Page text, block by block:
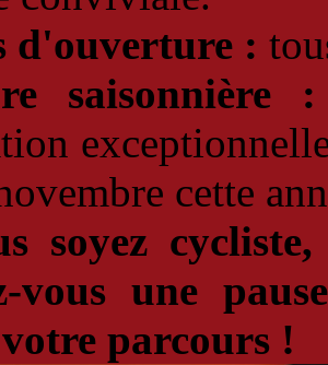
d'ouverture :
saisonnière :
cette
soyez
vous une
parcours !